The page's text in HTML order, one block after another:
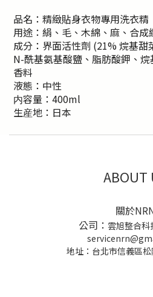
品名：精緻貼身衣物專用洗衣精
用途：絹、毛、木綿、麻、合成
成分：界面活性劑 (21% 烷基甜
N-酰基氨基酸鹽、脂肪酸鉀、烷
香料
液態：中性
内容量：400ml
生産地：日本
ABOUT
關於
公司： 雲旭整合科
地址：台北市信義區